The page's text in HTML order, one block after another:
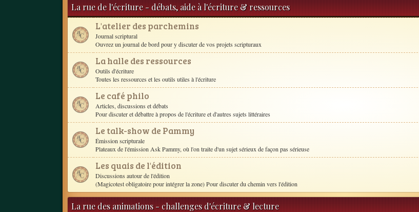
La rue de l'écriture - débats, aide à l'écriture & ressources
L'atelier des parchemins
Journal scriptural
Ouvrez un journal de bord pour y discuter de vos projets scripturaux
La halle des ressources
Outils d'écriture
Toutes les ressources et les outils utiles à l'écriture
Le café philo
Articles, discussions et débats
Pour discuter et débattre à propos de l'écriture et d'autres sujets littéraires
Le talk-show de Pammy
Émission scripturale
Plateaux de l'émission Ask Pammy, où l'on traite d'un sujet sérieux de façon pas sérieuse
Les quais de l'édition
Discussions autour de l'édition
(Magicotest obligatoire pour intégrer la zone) Pour discuter du chemin vers l'édition
La rue des animations - challenges d'écriture & lecture